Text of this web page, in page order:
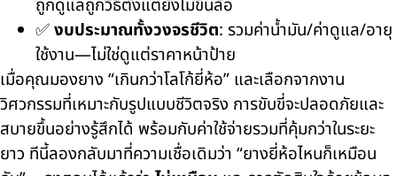
ถูกดูแลถูกวิธีตั้งแต่ยังไม่ขึ้นล้อ
✅งบประมาณทั้งวงจรชีวิต: รวมค่าน้ำมัน/ค่าดูแล/อายุ
ใช้งาน—ไม่ใช่ดูแต่ราคาหน้าป้าย
เมื่อคุณมองยาง “เกินกว่าโลโก้ยี่ห้อ” และเลือกจากงาน
วิศวกรรมที่เหมาะกับรูปแบบชีวิตจริง การขับขี่จะปลอดภัยและ
สบายขึ้นอย่างรู้สึกได้ พร้อมกับค่าใช้จ่ายรวมที่คุ้มกว่าในระยะ
ยาว ทีนี้ลองกลับมาที่ความเชื่อเดิมว่า “ยางยี่ห้อไหนก็เหมือน